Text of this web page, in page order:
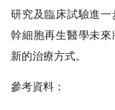
研究及臨床試驗進一
幹細胞再生醫學未
新的治療方式。
參考資料：